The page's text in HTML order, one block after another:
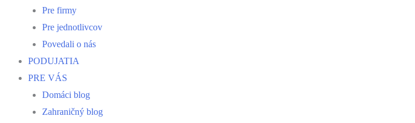
Pre firmy
Pre jednotlivcov
Povedali o nás
PODUJATIA
PRE VÁS
Domáci blog
Zahraničný blog